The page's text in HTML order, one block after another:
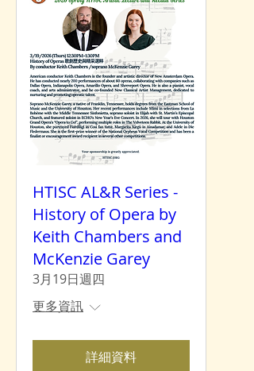
HTISC AL&R Series -
History of Opera by
Keith Chambers and
McKenzie Garey
3月19日週四
更多資訊
詳細資料